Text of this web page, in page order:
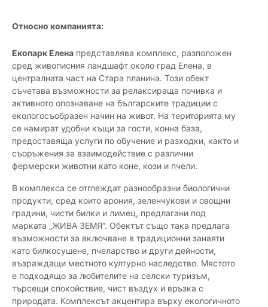
Относно компанията:
Екопарк Елена представлява комплекс, разположен
сред живописния ландшафт около град Елена, в
централната част на Стара планина. Този обект
съчетава възможности за релаксираща почивка и
активното опознаване на българските традиции с
екологосъобразен начин на живот. На територията му
се намират удобни къщи за гости, конна база,
предоставяща услуги по обучение и разходки, както и
съоръжения за взаимодействие с различни
фермерски животни като коне, кози и пчели.
В комплекса се отглеждат разнообразни биологични
продукти, сред които арония, зеленчукови и овощни
градини, чисти билки и лимец, предлагани под
марката „ЖИВА ЗЕМЯ“. Обектът също така предлага
възможности за включване в традиционни занаяти
като билкосушене, пчеларство и други дейности,
възраждащи местното културно наследство. Мястото
е подходящо за любителите на селски туризъм,
търсещи спокойствие, чист въздух и връзка с
природата. Комплексът акцентира върху екологичното